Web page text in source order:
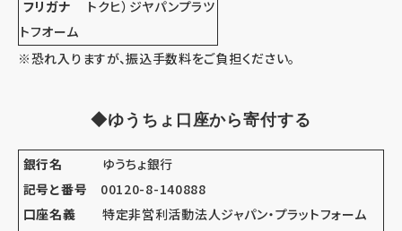
フリガナ
トクヒ）ジヤパンプラツ
トフオーム
※恐れ入りますが、振込手数料をご負担ください。
◆ゆうちょ口座から寄付する
銀行名 ゆうちょ銀行
記号と番号 00120-8-140888
口座名義 特定非営利活動法人ジャパン・プラットフォーム